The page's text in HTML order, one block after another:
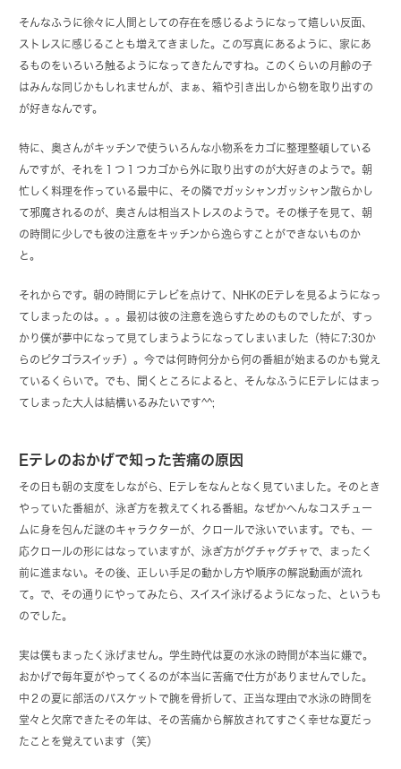
そんなふうに徐々に人間としての存在を感じるようになって嬉しい反面、
ストレスに感じることも増えてきました。この写真にあるように、家にあ
るものをいろいろ触るようになってきたんですね。このくらいの月齢の子
はみんな同じかもしれませんが、まぁ、箱や引き出しから物を取り出すの
が好きなんです。
特に、奥さんがキッチンで使ういろんな小物系をカゴに整理整頓している
んですが、それを１つ１つカゴから外に取り出すのが大好きのようで。朝
忙しく料理を作っている最中に、その隣でガッシャンガッシャン散らかし
て邪魔されるのが、奥さんは相当ストレスのようで。その様子を見て、朝
の時間に少しでも彼の注意をキッチンから逸らすことができないものか
と。
それからです。朝の時間にテレビを点けて、NHKのEテレを見るようになっ
てしまったのは。。。最初は彼の注意を逸らすためのものでしたが、すっ
かり僕が夢中になって見てしまうようになってしまいました（特に7:30か
らのピタゴラスイッチ）。今では何時何分から何の番組が始まるのかも覚え
ているくらいで。でも、聞くところによると、そんなふうにEテレにはまっ
てしまった大人は結構いるみたいです^^;
Eテレのおかげで知った苦痛の原因
その日も朝の支度をしながら、Eテレをなんとなく見ていました。そのとき
やっていた番組が、泳ぎ方を教えてくれる番組。なぜかへんなコスチュー
ムに身を包んだ謎のキャラクターが、クロールで泳いでいます。でも、一
応クロールの形にはなっていますが、泳ぎ方がグチャグチャで、まったく
前に進まない。その後、正しい手足の動かし方や順序の解説動画が流れ
て。で、その通りにやってみたら、スイスイ泳げるようになった、というも
のでした。
実は僕もまったく泳げません。学生時代は夏の水泳の時間が本当に嫌で。
おかげで毎年夏がやってくるのが本当に苦痛で仕方がありませんでした。
中２の夏に部活のバスケットで腕を骨折して、正当な理由で水泳の時間を
堂々と欠席できたその年は、その苦痛から解放されてすごく幸せな夏だっ
たことを覚えています（笑）